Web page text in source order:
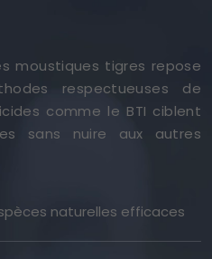
moustiques tigres repose
respectueuses de
comme le BTI ciblent
sans nuire aux autres
naturelles efficaces